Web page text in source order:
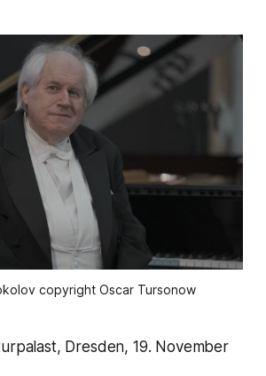
copyright Oscar Tursonow
Dresden, 19. November